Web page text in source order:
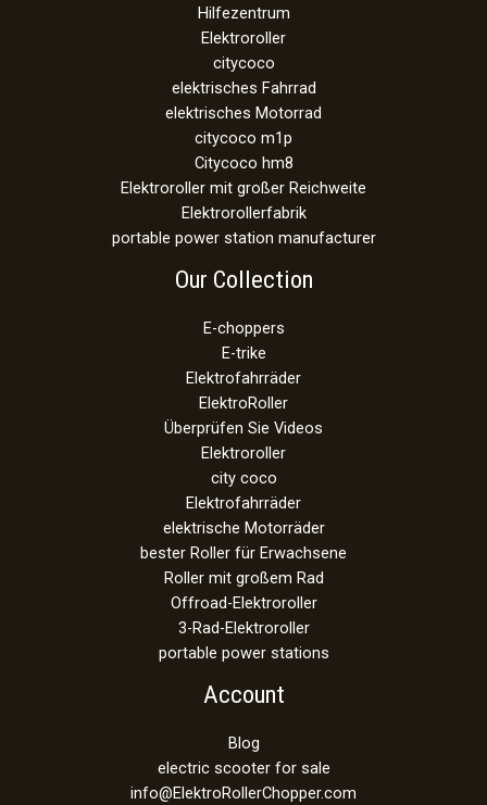
Hilfezentrum
Elektroroller
citycoco
elektrisches Fahrrad
elektrisches Motorrad
citycoco m1p
Citycoco hm8
Elektroroller mit großer Reichweite
Elektrorollerfabrik
portable power station manufacturer
Our Collection
E-choppers
E-trike
Elektrofahrräder
ElektroRoller
Überprüfen Sie Videos
Elektroroller
city coco
Elektrofahrräder
elektrische Motorräder
bester Roller für Erwachsene
Roller mit großem Rad
Offroad-Elektroroller
3-Rad-Elektroroller
portable power stations
Account
Blog
electric scooter for sale
info@ElektroRollerChopper.com